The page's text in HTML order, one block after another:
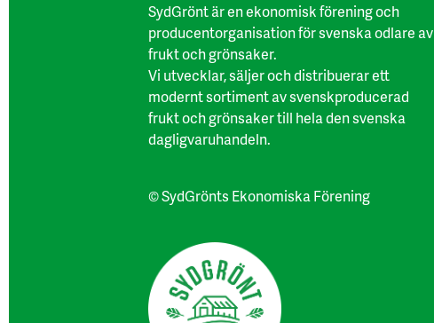
SydGrönt är en ekonomisk förening och
producentorganisation för svenska odlare av
frukt och grönsaker.
Vi utvecklar, säljer och distribuerar ett
modernt sortiment av svenskproducerad
frukt och grönsaker till hela den svenska
dagligvaruhandeln.
© SydGrönts Ekonomiska Förening